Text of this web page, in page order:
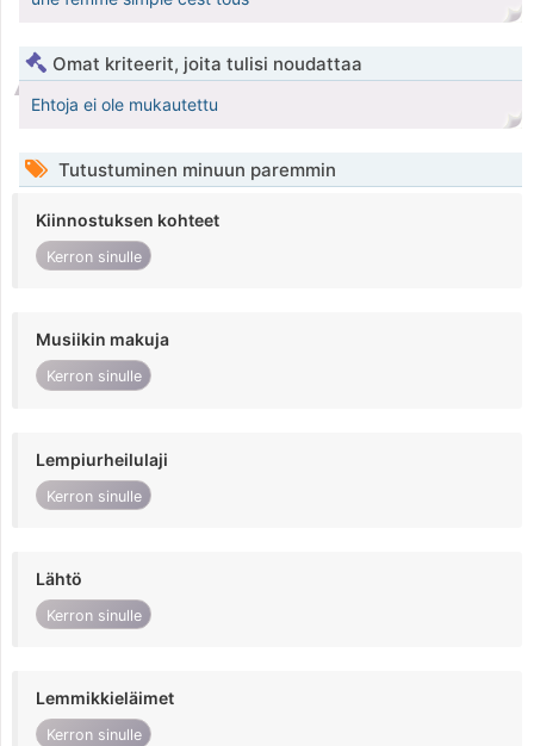
Omat kriteerit, joita tulisi noudattaa
Ehtoja ei ole mukautettu
Tutustuminen minuun paremmin
Kiinnostuksen kohteet
Kerron sinulle
Musiikin makuja
Kerron sinulle
Lempiurheilulaji
Kerron sinulle
Lähtö
Kerron sinulle
Lemmikkieläimet
Kerron sinulle